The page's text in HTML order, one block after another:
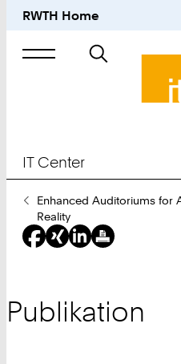
RWTH Home
Suche
nach
IT Center
Sie
sind
hier:
Enhanced Auditoriums for
Reality
Publikation